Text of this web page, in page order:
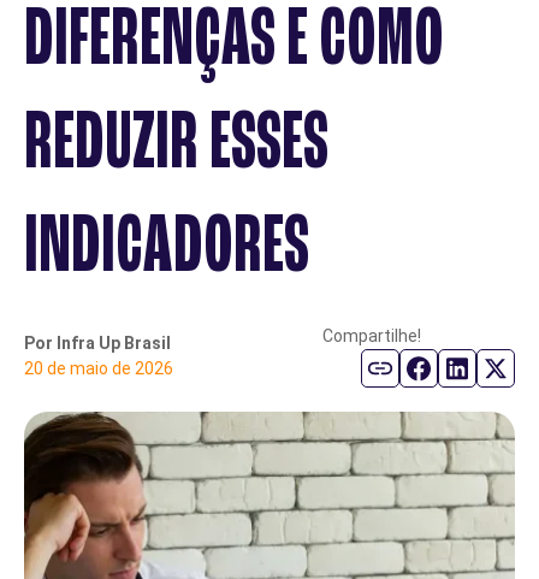
Parceiro de Vendas
Cartilha de Diversidade
DIFERENÇAS E COMO
REDUZIR ESSES
INDICADORES
Por Infra Up Brasil
20 de maio de 2026
Compartilhe!